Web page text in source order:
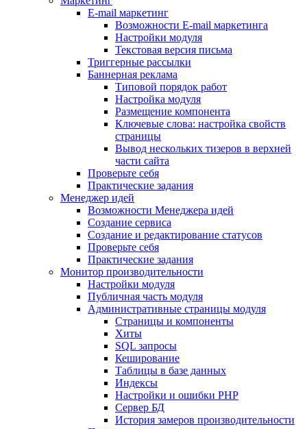
E-mail маркетинг
Возможности E-mail маркетинга
Настройки модуля
Текстовая версия письма
Триггерные рассылки
Баннерная реклама
Типовой порядок работ
Настройка модуля
Размещение компонента
Ключевые слова: настройка свойств
страницы
Вывод нескольких тизеров в верхней
части сайта
Проверьте себя
Практические задания
Менеджер идей
Возможности Менеджера идей
Создание сервиса
Создание и редактирование статусов
Проверьте себя
Практические задания
Монитор производительности
Настройки модуля
Публичная часть модуля
Административные страницы модуля
Страницы и компоненты
Хиты
SQL запросы
Кеширование
Таблицы в базе данных
Индексы
Настройки и ошибки PHP
Сервер БД
История замеров производительности